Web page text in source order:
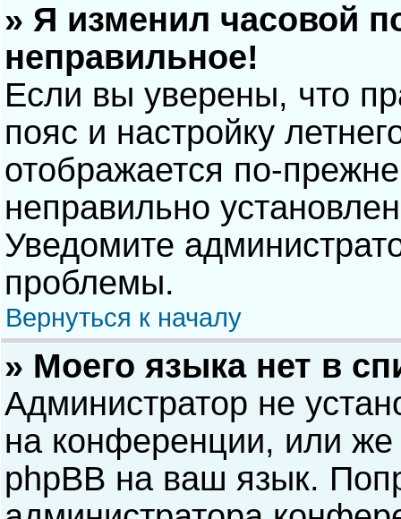
» Я изменил часовой
неправильное!
Если вы уверены, что
пояс и настройку
отображается по-
неправильно
Уведомите
проблемы.
Вернуться к началу
» Моего языка нет в
Администратор не
на конференции, или же
phpBB на ваш язык.